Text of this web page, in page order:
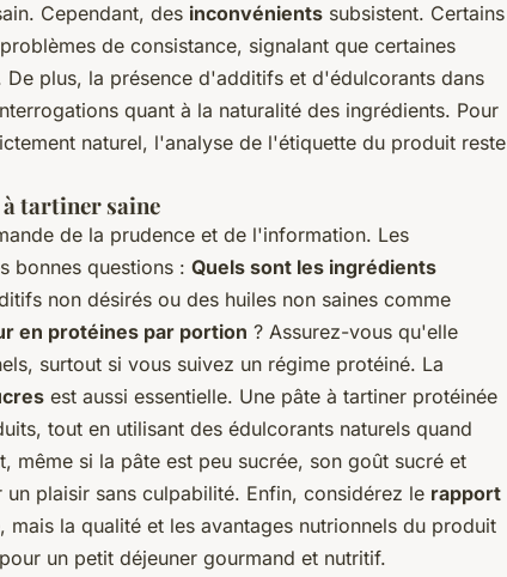
Cependant, des inconvénients subsistent. Certains
de consistance, signalant que certaines
plus, la présence d'additifs et d'édulcorants dans
quant à la naturalité des ingrédients. Pour
naturel, l'analyse de l'étiquette du produit reste
tartiner saine
de la prudence et de l'information. Les
bonnes questions : Quels sont les ingrédients
non désirés ou des huiles non saines comme
en protéines par portion ? Assurez-vous qu'elle
surtout si vous suivez un régime protéiné. La
est aussi essentielle. Une pâte à tartiner protéinée
tout en utilisant des édulcorants naturels quand
même si la pâte est peu sucrée, son goût sucré et
plaisir sans culpabilité. Enfin, considérez le rapport
mais la qualité et les avantages nutrionnels du produit
un petit déjeuner gourmand et nutritif.